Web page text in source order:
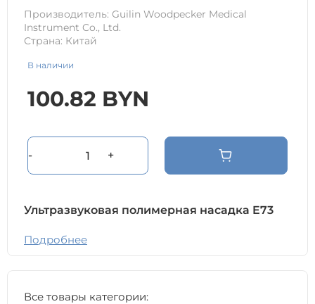
Производитель: Guilin Woodpecker Medical
Instrument Co., Ltd.
Страна: Китай
В наличии
100.82 BYN
- +
Ультразвуковая полимерная насадка E73
Подробнее
Все товары категории: